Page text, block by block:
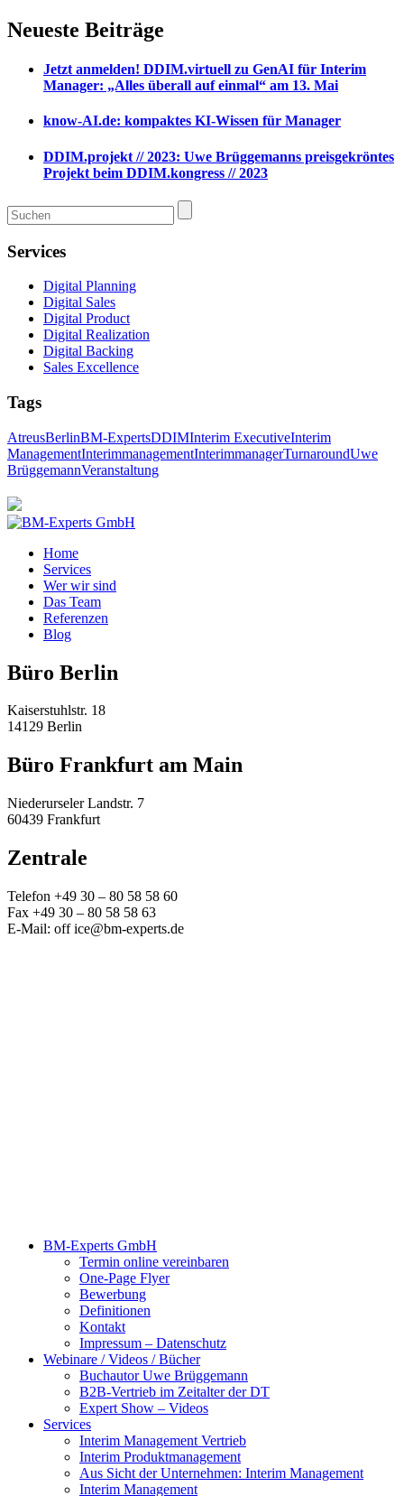
Neueste Beiträge
Jetzt anmelden! DDIM.virtuell zu GenAI für Interim
Manager: „Alles überall auf einmal“ am 13. Mai
know-AI.de: kompaktes KI-Wissen für Manager
DDIM.projekt // 2023: Uwe Brüggemanns preisgekröntes
Projekt beim DDIM.kongress // 2023
Services
Digital Planning
Digital Sales
Digital Product
Digital Realization
Digital Backing
Sales Excellence
Tags
AtreusBerlinBM-ExpertsDDIMInterim ExecutiveInterim
ManagementInterimmanagementInterimmanagerTurnaroundUwe
BrüggemannVeranstaltung
Home
Services
Wer wir sind
Das Team
Referenzen
Blog
Büro Berlin
Kaiserstuhlstr. 18
14129 Berlin
Büro Frankfurt am Main
Niederurseler Landstr. 7
60439 Frankfurt
Zentrale
Telefon +49 30 – 80 58 58 60
Fax +49 30 – 80 58 58 63
E-Mail: off ice@bm-experts.de
BM-Experts GmbH
Termin online vereinbaren
One-Page Flyer
Bewerbung
Definitionen
Kontakt
Impressum – Datenschutz
Webinare / Videos / Bücher
Buchautor Uwe Brüggemann
B2B-Vertrieb im Zeitalter der DT
Expert Show – Videos
Services
Interim Management Vertrieb
Interim Produktmanagement
Aus Sicht der Unternehmen: Interim Management
Interim Management